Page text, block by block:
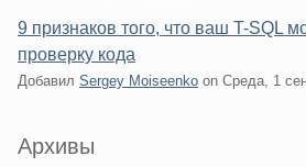
9 признаков того, что ваш T-SQL
проверку кода
Добавил Sergey Moiseenko on Среда, 1
Sidebar
Архивы